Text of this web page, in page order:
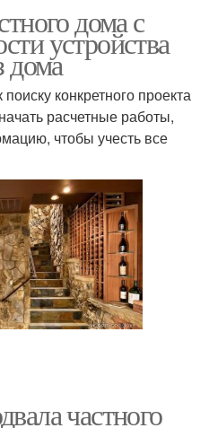
дома с
устройства
дома
конкретного проекта
расчетные работы,
чтобы учесть все
частного